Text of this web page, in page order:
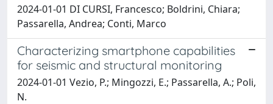
2024-01-01 DI CURSI, Francesco; Boldrini, Chiara;
Passarella, Andrea; Conti, Marco
Characterizing smartphone capabilities
for seismic and structural monitoring
2024-01-01 Vezio, P.; Mingozzi, E.; Passarella, A.; Poli,
N.